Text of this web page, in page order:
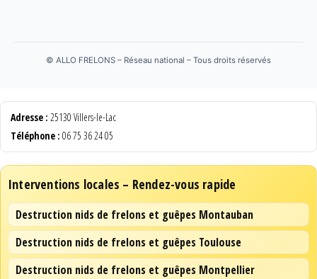
© ALLO FRELONS – Réseau national – Tous droits réservés
Adresse : 25130 Villers-le-Lac
Téléphone : 06 75 36 24 05
Interventions locales – Rendez-vous rapide
Destruction nids de frelons et guêpes Montauban
Destruction nids de frelons et guêpes Toulouse
Destruction nids de frelons et guêpes Montpellier